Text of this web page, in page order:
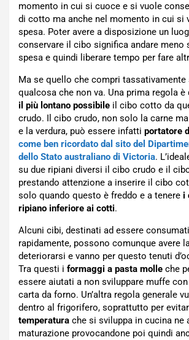
momento in cui si cuoce e si vuole
di cotto ma anche nel momento in cui si
spesa. Poter avere a disposizione un
conservare il cibo significa andare meno
spesa e quindi liberare tempo per fare
Ma se quello che compri tassativamente
qualcosa che non va. Una prima regola è
il più lontano possibile il cibo cotto da
crudo. Il cibo crudo, non solo la carne
e la verdura, può essere infatti portatore
come ben ricordato dal sito del
dello Stato australiano di Victoria.
su due ripiani diversi il cibo crudo e il
prestando attenzione a inserire il cibo
solo quando questo è freddo e a tenere i
ripiano inferiore ai cotti.
Alcuni cibi, destinati ad essere
rapidamente, possono comunque avere
deteriorarsi e vanno per questo tenuti
Tra questi i formaggi a pasta molle che
essere aiutati a non sviluppare muffe
carta da forno. Un’altra regola generale
dentro al frigorifero, soprattutto per
temperatura che si sviluppa in cucina ne
maturazione provocandone poi quindi